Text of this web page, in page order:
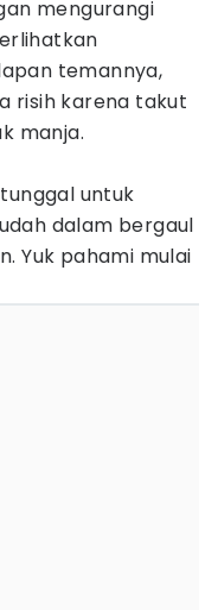
mengurangi
temannya,
risih karena takut
manja.
untuk
dalam bergaul
Yuk pahami mulai